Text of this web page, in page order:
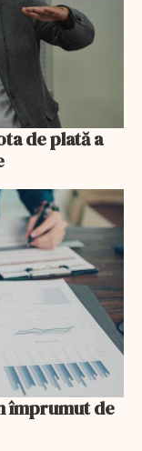
de plată a
împrumut de